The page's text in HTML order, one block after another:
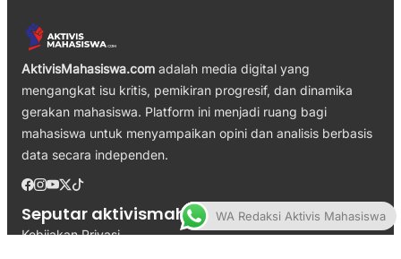
AktivisMahasiswa.com adalah media digital yang
mengangkat isu kritis, pemikiran progresif, dan dinamika
gerakan mahasiswa. Platform ini menjadi ruang bagi
mahasiswa untuk menyampaikan opini dan analisis berbasis
data secara independen.
Seputar aktivismahasiswa.com
Kebijakan Privasi
WA Redaksi Aktivis Mahasiswa